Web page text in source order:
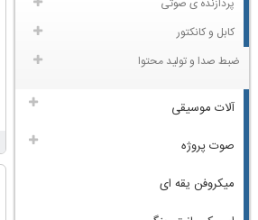
پردازنده ی صوتی
کابل و کانکتور
ضبط صدا و تولید محتوا
آلات موسیقی
صوت پروژه
میکروفن یقه ای